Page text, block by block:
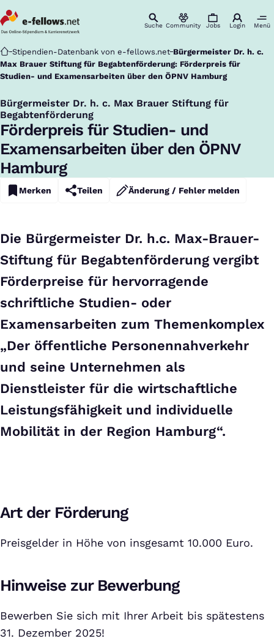
Suche Community Jobs Login Menü
Startseite
Stipendien-Datenbank von e-fellows.net Bürgermeister Dr. h. c.
Max Brauer Stiftung für Begabtenförderung: Förderpreis für
Studien- und Examensarbeiten über den ÖPNV Hamburg
Bürgermeister Dr. h. c. Max Brauer Stiftung für
Begabtenförderung
:
Förderpreis für Studien- und
Examensarbeiten über den ÖPNV
Hamburg
Merken Teilen Änderung / Fehler melden
Die Bürgermeister Dr. h.c. Max-Brauer-
Stiftung für Begabtenförderung vergibt
Förderpreise für hervorragende
schriftliche Studien- oder
Examensarbeiten zum Themenkomplex
„Der öffentliche Personennahverkehr
und seine Unternehmen als
Dienstleister für die wirtschaftliche
Leistungsfähigkeit und individuelle
Mobilität in der Region Hamburg“.
Art der Förderung
Preisgelder in Höhe von insgesamt 10.000 Euro.
Hinweise zur Bewerbung
Bewerben Sie sich mit Ihrer Arbeit bis spätestens
31. Dezember 2025!